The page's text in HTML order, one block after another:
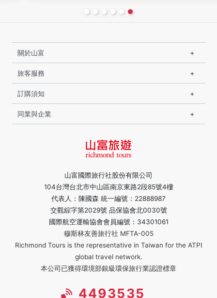
山富國際旅行社股份有限公司
104台灣台北市中山區南京東路2段85號4樓
代表人：陳國森 統一編號：22888987
交觀綜字第2029號 品保協會北0030號
國際航空運輸協會會員編號：34301061
穆斯林友善旅行社 MFTA-005
Richmond Tours is the representative in Taiwan for the ATPI
global travel network.
本公司已獲得環境部銀級環保旅行業認證標章
關於山富
旅客服務
訂購須知
同業與企業
4493535